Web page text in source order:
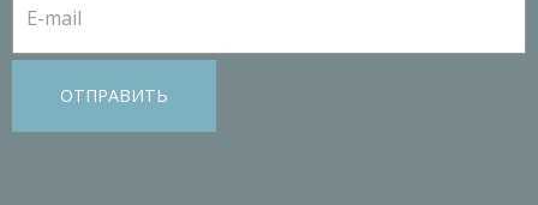
ОТПРАВИТЬ